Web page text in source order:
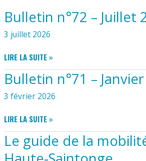
Bulletin n°72 – Juillet
3 juillet 2026
BULLETIN
N°72
–
2026
LIRE LA SUITE »
Bulletin n°71 –
3 février 2026
BULLETIN
N°71
JANVIER
LIRE LA SUITE »
Le guide de la